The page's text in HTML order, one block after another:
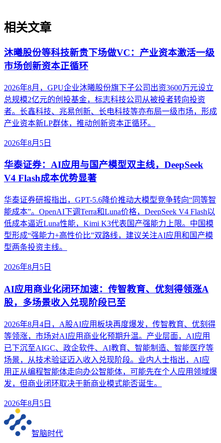
相关文章
沐曦股份等科技新贵下场做VC：产业资本激活一级
市场创新资本正循环
2026年8月，GPU企业沐曦股份旗下子公司出资3600万元设立
总规模2亿元的创投基金，标志科技公司从被投者转向投资
者。长鑫科技、兆易创新、长电科技等亦布局一级市场，形成
产业资本新LP群体，推动创新资本正循环。
2026年8月5日
华泰证券：AI应用与国产模型双主线，DeepSeek
V4 Flash成本优势显著
华泰证券研报指出，GPT-5.6降价推动大模型竞争转向“同等智
能成本”。OpenAI下调Terra和Luna价格，DeepSeek V4 Flash以
低成本逼近Luna性能，Kimi K3代表国产强能力上限。中国模
型形成“强能力+高性价比”双路线，建议关注AI应用和国产模
型两条投资主线。
2026年8月5日
AI应用商业化闭环加速：传智教育、优刻得领涨A
股，多场景收入兑现阶段已至
2026年8月4日，A股AI应用板块再度爆发，传智教育、优刻得
等领涨，市场对AI应用商业化预期升温。产业层面，AI应用
已下沉至AIGC、政企软件、AI教育、智能制造、智能医疗等
场景，从技术验证迈入收入兑现阶段。业内人士指出，AI应
用正从编程智能体走向办公智能体，可能先在个人应用领域爆
发，但商业闭环取决于新商业模式能否诞生。
2026年8月5日
智脑时代